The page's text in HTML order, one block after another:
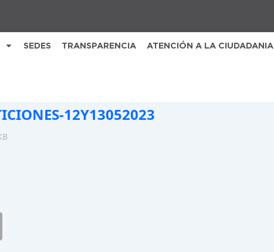
SEDES TRANSPARENCIA ATENCIÓN A LA CIUDADANIA
12Y13052023